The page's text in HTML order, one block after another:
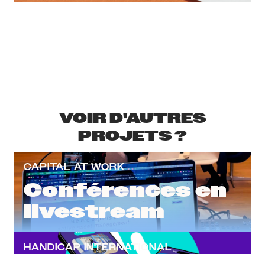
VOIR D'AUTRES
PROJETS ?
CAPITAL AT WORK
Conférences en
livestream
HANDICAP INTERNATIONAL